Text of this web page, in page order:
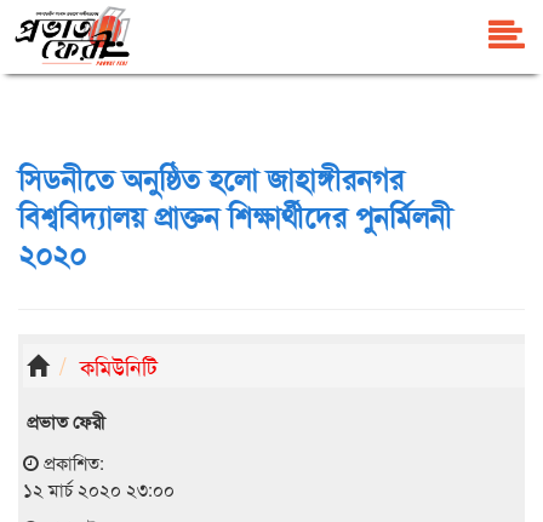
সিডনীতে অনুষ্ঠিত হলো জাহাঙ্গীরনগর
বিশ্ববিদ্যালয় প্রাক্তন শিক্ষার্থীদের পুনর্মিলনী
২০২০
কমিউনিটি
প্রভাত ফেরী
প্রকাশিত:
১২ মার্চ ২০২০ ২৩:০০